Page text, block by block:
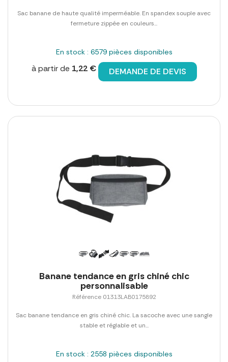
Sac banane de haute qualité imperméable. En spandex souple avec
fermeture zippée en couleurs...
En stock : 6579 pièces disponibles
à partir de 1,22 € DEMANDE DE DEVIS
Banane tendance en gris chiné chic
personnalisable
Référence 01313LAB0175892
Sac banane tendance en gris chiné chic. La sacoche avec une sangle
stable et réglable et un...
En stock : 2558 pièces disponibles